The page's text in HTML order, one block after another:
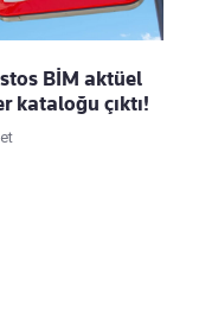
BİM aktüel
kataloğu çıktı!